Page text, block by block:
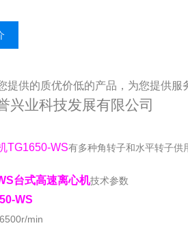
提供的质优价低的产品，为您提供服
兴业科技发展有限公司
TG1650-WS有多种角转子和水平转子供
台式高速离心机技术参数
WS
min